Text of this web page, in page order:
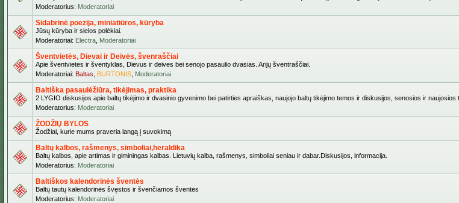
Moderatorius: Moderatoriai
Sidabrinė poezija, miniatiūros, kūryba
Jūsų kūryba ir sielos polėkiai.
Moderatoriai: Electra Moderatoriai
Šventvietės, Dievai ir Deivės, švenraščiai
Apie šventvietes ir šventyklas, Dievus ir deives bei senojo pasaulio dvasias. Arijų šventraščiai.
Moderatoriai: Baltas BURTONIS Moderatoriai
Baltiška pasaulėžiūra, tikėjimas, praktika
2 LYGIO diskusijos apie baltų tikėjimo ir dvasinio gyvenimo bei patirties apraiškas, naujojo baltų tikėjimo temos ir diskusijos, senosios ir
Moderatorius: Moderatoriai
ŽODŽIŲ BYLOS
Žodžiai, kurie mums praveria langą į suvokimą
Baltų kalbos, rašmenys, simboliai,heraldika
Baltų kalbos, apie artimas ir giminingas kalbas. Lietuvių kalba, rašmenys, simboliai seniau ir dabar.Diskusijos, informacija.
Moderatorius: Moderatoriai
Baltiškos kalendorinės šventės
Baltų tautų kalendorinės švęstos ir švenčiamos šventės
Moderatorius: Moderatoriai